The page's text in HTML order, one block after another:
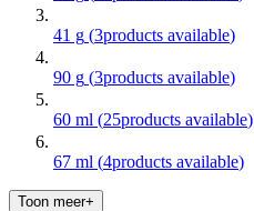
41 g (3products available)
90 g (3products available)
60 ml (25products available)
67 ml (4products available)
Toon meer+